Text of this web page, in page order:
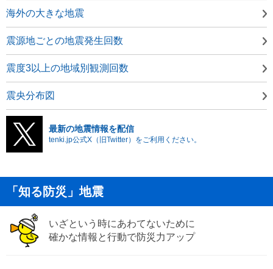
海外の大きな地震
震源地ごとの地震発生回数
震度3以上の地域別観測回数
震央分布図
最新の地震情報を配信
tenki.jp公式X（旧Twitter）をご利用ください。
「知る防災」地震
いざという時にあわてないために
確かな情報と行動で防災力アップ